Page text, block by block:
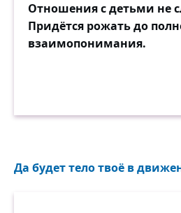
Отношения с детьми не
Придётся рожать до
взаимопонимания.
Да будет тело твоё в